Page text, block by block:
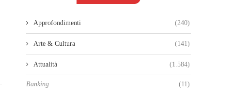
Approfondimenti (240)
Arte & Cultura (141)
Attualità (1.584)
Banking (11)